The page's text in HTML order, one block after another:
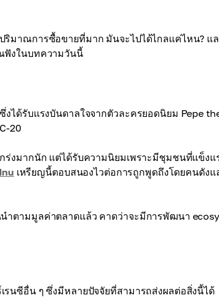
ริมาณการซื้อขายที่มาก มันจะไปได้ไกลแค่ไหน? แ
ฟังในบทความวันนี้
ได้รับแรงบันดาลใจจากตัวละครยอดนิยม Pepe
20
งมากนัก แต่ได้รับความนิยมเพราะมีชุมชนที่แข็งแ
เหรียญนี้ตอบสนองไวต่อการถูกพูดถึงโดยคนดังแ
ำตามมูลค่าตลาดแล้ว คาดว่าจะมีการพัฒนา
รนซีอื่น ๆ ซึ่งมีหลายปัจจัยที่สามารถส่งผลต่อสิ่งนี้ได้